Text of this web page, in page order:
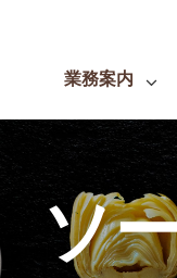
業務案内
ソ